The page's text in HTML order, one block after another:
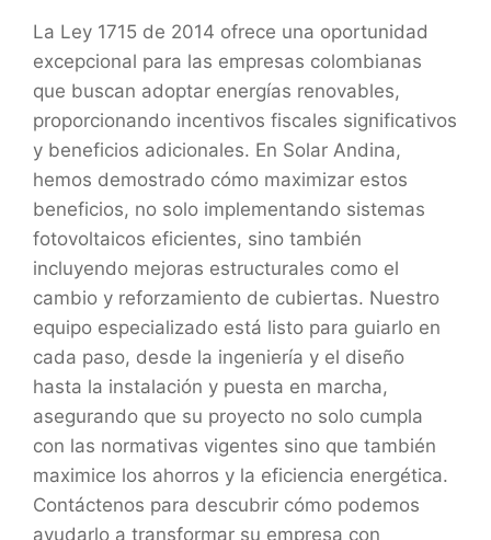
La Ley 1715 de 2014 ofrece una oportunidad
excepcional para las empresas colombianas
que buscan adoptar energías renovables,
proporcionando incentivos fiscales significativos
y beneficios adicionales. En Solar Andina,
hemos demostrado cómo maximizar estos
beneficios, no solo implementando sistemas
fotovoltaicos eficientes, sino también
incluyendo mejoras estructurales como el
cambio y reforzamiento de cubiertas. Nuestro
equipo especializado está listo para guiarlo en
cada paso, desde la ingeniería y el diseño
hasta la instalación y puesta en marcha,
asegurando que su proyecto no solo cumpla
con las normativas vigentes sino que también
maximice los ahorros y la eficiencia energética.
Contáctenos para descubrir cómo podemos
ayudarlo a transformar su empresa con